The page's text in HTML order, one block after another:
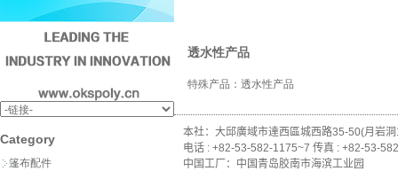
Category
篷布配件
透水性产品
特殊产品：透水性产品
本社：大邱廣域市達西區城西路35-50(月岩
电话 : +82-53-582-1175~7 传真 : +82-53-
中国工厂： 中国青岛胶南市海滨工业园